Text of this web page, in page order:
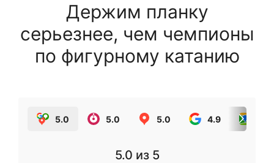
Держим планку
серьезнее, чем чемпионы
по фигурному катанию
5.0 5.0 5.0 4.9
5.0 из 5